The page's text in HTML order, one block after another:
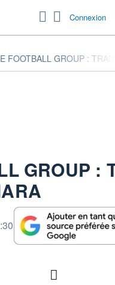
Connexion
FOOTBALL GROUP :
GROUP :